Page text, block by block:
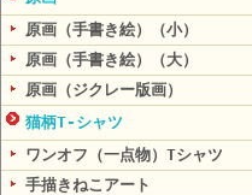
原画（手書き絵）（小）
原画（手書き絵）（大）
原画（ジクレー版画）
猫柄T-シャツ
ワンオフ（一点物）Tシャツ
手描きねこアート